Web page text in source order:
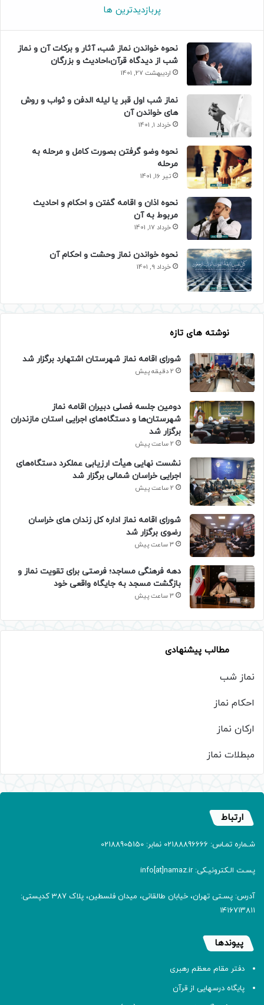
پربازدیدترین ها
نحوه خواندن نماز شب، آثار و برکات آن و نماز
شب از دیدگاه قرآن،احادیث و بزرگان
اردیبهشت 27, 1401
نماز شب اول قبر یا لیله الدفن و ثواب و روش
های خواندن آن
خرداد 1, 1401
نحوه وضو گرفتن بصورت کامل و مرحله به
مرحله
تیر 16, 1401
نحوه اذان و اقامه گفتن و احکام و احادیث
مربوط به آن
خرداد 17, 1401
نحوه خواندن نماز وحشت و احکام آن
خرداد 9, 1401
نوشته های تازه
شورای اقامه نماز شهرستان اشتهارد برگزار شد
2 دقیقه پیش
دومین جلسه فصلی دبیران اقامه نماز
شهرستان‌ها و دستگاه‌های اجرایی استان مازندران
برگزار شد
2 ساعت پیش
نشست نهایی هیأت ارزیابی عملکرد دستگاه‌های
اجرایی خراسان شمالی برگزار شد
2 ساعت پیش
شورای اقامه نماز اداره کل زندان های خراسان
رضوی برگزار شد
3 ساعت پیش
دهه فرهنگی مساجد؛ فرصتی برای تقویت نماز و
بازگشت مسجد به جایگاه واقعی خود
3 ساعت پیش
مطالب پیشنهادی
نماز شب
احکام نماز
ارکان نماز
مبطلات نماز
ارتباط
شـماره تمـاس: 02188896666 نمابر: 02188905150
پسـت الـکترونیـکی: info[at]namaz.ir
آدرس: پسـتی تهران، خیابان طالقانی، میدان فلسطین، پلاک 387 کدپستی:
۱۴۱۶۷۱۳۸۱۱
پیوندها
دفتر مقام معظم رهبری
پایگاه درسهایی از قرآن